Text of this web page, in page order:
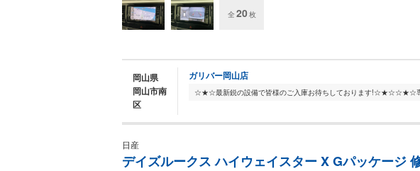
全 20枚
岡山県
岡山市南
区
ガリバー岡山店
日産
デイズルークス ハイウェイスター X Gパッケージ